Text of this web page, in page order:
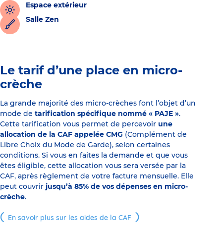
Espace extérieur
Salle Zen
Le tarif d’une place en micro-
crèche
La grande majorité des micro-crèches font l’objet d’un
mode de tarification spécifique nommé « PAJE ».
Cette tarification vous permet de percevoir une
allocation de la CAF appelée CMG (Complément de
Libre Choix du Mode de Garde), selon certaines
conditions. Si vous en faites la demande et que vous
êtes éligible, cette allocation vous sera versée par la
CAF, après règlement de votre facture mensuelle. Elle
peut couvrir jusqu’à 85% de vos dépenses en micro-
crèche.
En savoir plus sur les aides de la CAF